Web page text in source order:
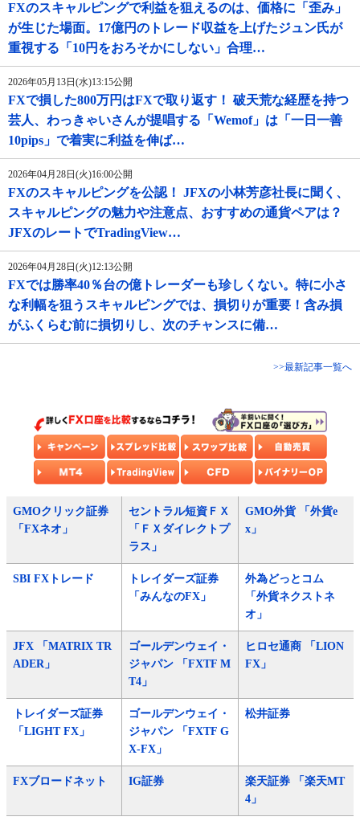
FXのスキャルピングで利益を狙えるのは、価格に「歪み」
が生じた場面。17億円のトレード収益を上げたジュン氏が
重視する「10円をおろそかにしない」合理…
2026年05月13日(水)13:15公開
FXで損した800万円はFXで取り返す！ 破天荒な経歴を持つ
芸人、わっきゃいさんが提唱する「Wemof」は「一日一善
10pips」で着実に利益を伸ば…
2026年04月28日(火)16:00公開
FXのスキャルピングを公認！ JFXの小林芳彦社長に聞く、
スキャルピングの魅力や注意点、おすすめの通貨ペアは？
JFXのレートでTradingView…
2026年04月28日(火)12:13公開
FXでは勝率40％台の億トレーダーも珍しくない。特に小さ
な利幅を狙うスキャルピングでは、損切りが重要！含み損
がふくらむ前に損切りし、次のチャンスに備…
>>最新記事一覧へ
GMOクリック証券
「FXネオ」
セントラル短資ＦＸ
「ＦＸダイレクトプ
ラス」
GMO外貨 「外貨e
x」
SBI FXトレード
トレイダーズ証券
「みんなのFX」
外為どっとコム
「外貨ネクストネ
オ」
JFX 「MATRIX TR
ADER」
ゴールデンウェイ・
ジャパン 「FXTF M
T4」
ヒロセ通商 「LION
FX」
トレイダーズ証券
「LIGHT FX」
ゴールデンウェイ・
ジャパン 「FXTF G
X-FX」
松井証券
FXブロードネット IG証券
楽天証券 「楽天MT
4」